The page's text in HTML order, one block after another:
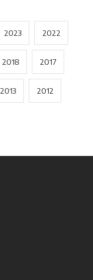
2023 2022
2018 2017
2013 2012